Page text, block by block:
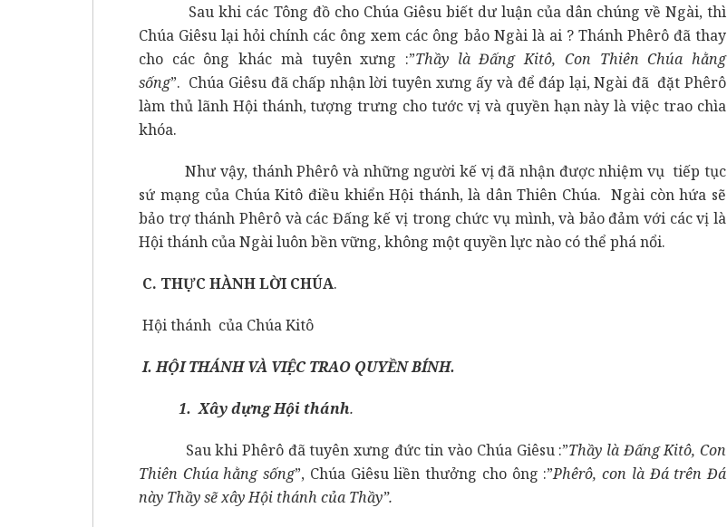
Sau khi các Tông đồ cho Chúa Giêsu biết dư luận của dân chúng về Ngài, thì
Chúa Giêsu lại hỏi chính các ông xem các ông bảo Ngài là ai ? Thánh Phêrô đã thay
cho các ông khác mà tuyên xưng :”Thầy là Đấng Kitô, Con Thiên Chúa hằng
sống”. Chúa Giêsu đã chấp nhận lời tuyên xưng ấy và để đáp lại, Ngài đã đặt Phêrô
làm thủ lãnh Hội thánh, tượng trưng cho tước vị và quyền hạn này là việc trao chìa
khóa.
Như vậy, thánh Phêrô và những người kế vị đã nhận được nhiệm vụ tiếp tục
sứ mạng của Chúa Kitô điều khiển Hội thánh, là dân Thiên Chúa. Ngài còn hứa sẽ
bảo trợ thánh Phêrô và các Đấng kế vị trong chức vụ mình, và bảo đảm với các vị là
Hội thánh của Ngài luôn bền vững, không một quyền lực nào có thể phá nổi.
C. THỰC HÀNH LỜI CHÚA.
Hội thánh của Chúa Kitô
I. HỘI THÁNH VÀ VIỆC TRAO QUYỀN BÍNH.
1. Xây dựng Hội thánh.
Sau khi Phêrô đã tuyên xưng đức tin vào Chúa Giêsu :”Thầy là Đấng Kitô, Con
Thiên Chúa hằng sống”, Chúa Giêsu liền thưởng cho ông :”Phêrô, con là Đá trên Đá
này Thầy sẽ xây Hội thánh của Thầy”.